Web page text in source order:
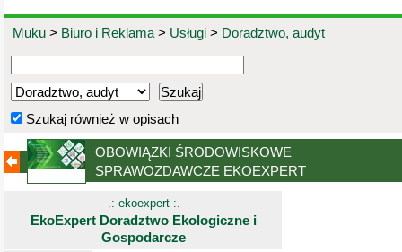
Muku > Biuro i Reklama > Usługi > Doradztwo, audyt
Szukaj również w opisach
OBOWIĄZKI ŚRODOWISKOWE
SPRAWOZDAWCZE EKOEXPERT
.: ekoexpert :.
EkoExpert Doradztwo Ekologiczne i
Gospodarcze